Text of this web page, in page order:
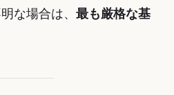
な場合は、 最も厳格な基